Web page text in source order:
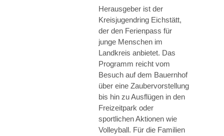
Herausgeber ist der
Kreisjugendring Eichstätt,
der den Ferienpass für
junge Menschen im
Landkreis anbietet. Das
Programm reicht vom
Besuch auf dem Bauernhof
über eine Zaubervorstellung
bis hin zu Ausflügen in den
Freizeitpark oder
sportlichen Aktionen wie
Volleyball. Für die Familien